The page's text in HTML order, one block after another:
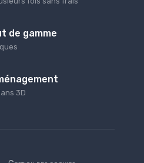
de gamme
3D